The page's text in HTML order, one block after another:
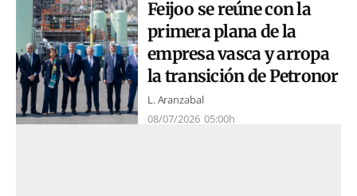
Feijoo se reúne con la
primera plana de la
empresa vasca y arropa
la transición de Petronor
L. Aranzabal
08/07/2026 05:00h